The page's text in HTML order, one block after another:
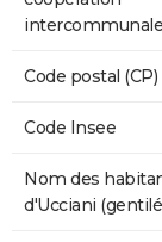
intercommunale
Code postal (CP)
Code Insee
Nom des
d'Ucciani